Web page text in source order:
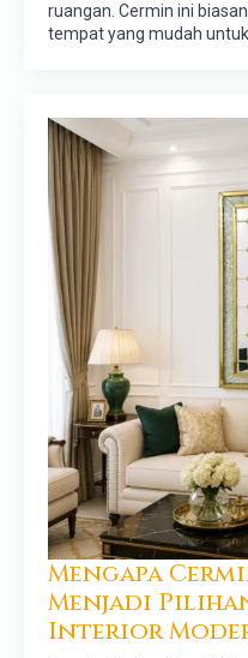
ruangan. Cermin ini
tempat yang mudah untuk
Mengapa
Menjadi
Interior